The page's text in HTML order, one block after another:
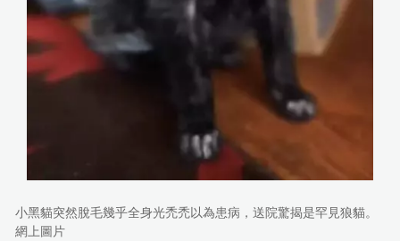
小黑貓突然脫毛幾乎全身光禿禿以為患病，送院驚揭是罕見狼貓。
網上圖片